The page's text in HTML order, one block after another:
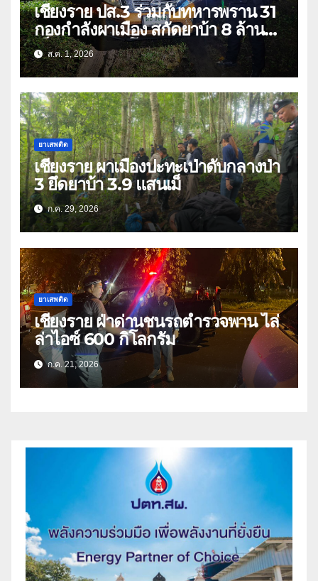
เชียงราย ปส.3 ร่วมกับทหารพราน 31
กองกำลังผาเมือง สกัดยาบ้า 8 ล้าน
เม็ด เครือข่าย โล่ง แซ่ลี
ส.ค. 1, 2026
ยาเสพติด
เชียงราย ผาเมืองปะทะเป่าดับกลางป่า
3 ยึดยาบ้า 3.9 แสนเม็
ก.ค. 29, 2026
ยาเสพติด
เชียงราย ฝ่าด่านชนรถตำรวจพาน ไล่
ล่าไอซ์ 600 กิโลกรัม
ก.ค. 21, 2026